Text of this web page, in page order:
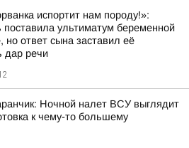
испортит нам породу!»:
поставила ультиматум беременной
но ответ сына заставил её
дар речи
Ночной налет ВСУ выглядит
к чему-то большему